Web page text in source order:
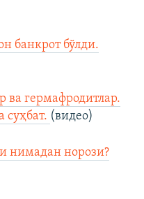
банкрот бўлди.
ва гермафродитлар.
суҳбат. (видео)
нимадан норози?